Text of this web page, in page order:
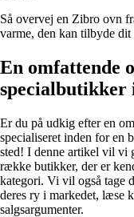
Så overvej en Zibro ovn
varme, den kan tilbyde dit
En omfattende
specialbutikker
Er du på udkig efter en
specialiseret inden for en
sted! I denne artikel vil vi
række butikker, der er
kategori. Vi vil også tage
deres ry i markedet, læse
salgsargumenter.